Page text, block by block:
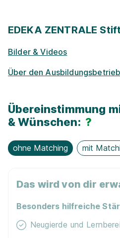
Ausbildung zum
Lebensmittelhandwerk -
01.08.2026
EDEKA ZENTRALE
Bilder & Videos
Über den Ausbildungsbetrieb
Übereinstimmung
& Wünschen: ?
ohne Matching mit
Das wird von dir
Besonders hilfreiche
Neugierde und